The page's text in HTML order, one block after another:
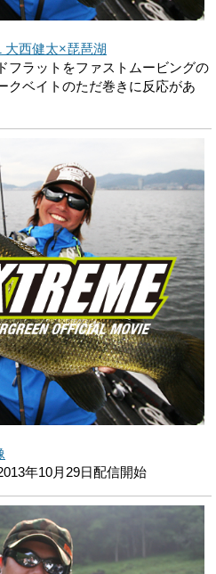
大西健太×琵琶湖
フラットをファストムービングの
クベイトのただ巻きに反応があ
年10月29日配信開始